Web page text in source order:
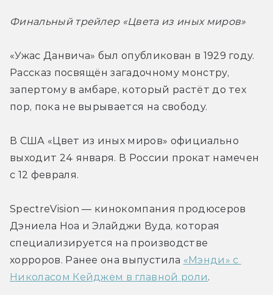
Финальный трейлер «Цвета из иных миров»
«Ужас Данвича» был опубликован в 1929 году.
Рассказ посвящён загадочному монстру,
запертому в амбаре, который растёт до тех
пор, пока не вырывается на свободу.
В США «Цвет из иных миров» официально
выходит 24 января. В России прокат намечен
с 12 февраля.
SpectreVision — кинокомпания продюсеров
Дэниела Ноа и Элайджи Вуда, которая
специализируется на производстве
хорроров. Ранее она выпустила «Мэнди» с
Николасом Кейджем в главной роли.